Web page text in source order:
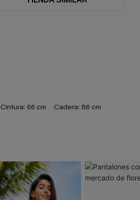
Cintura: 66 cm Cadera: 86 cm